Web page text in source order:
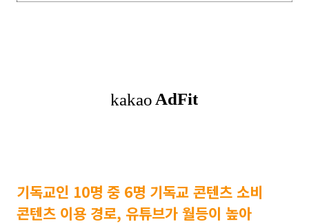
기독교인 10명 중 6명 기독교 콘텐츠 소비
콘텐츠 이용 경로, 유튜브가 월등이 높아